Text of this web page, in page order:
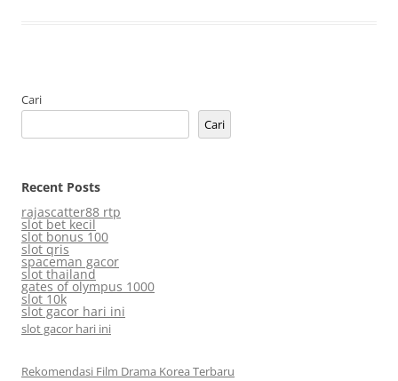
Cari
Cari
Recent Posts
rajascatter88 rtp
slot bet kecil
slot bonus 100
slot qris
spaceman gacor
slot thailand
gates of olympus 1000
slot 10k
slot gacor hari ini
slot gacor hari ini
Rekomendasi Film Drama Korea Terbaru